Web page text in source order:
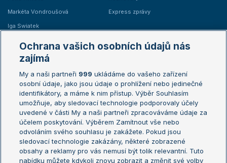
Markéta Vondroušová
Iga Swiatek
Express zprávy
Žebříčky
Žebříček ATP (muži)
Žebříček WTA (ženy)
Sázkařský žebříček
Australian Open
French Open
Wimbledon
US Open
Turnaj mistrů
Turnaj mistryň
Aktualní trendy
Ochrana vašich osobních údajů nás
zajímá
My a naši partneři 999 ukládáme do vašeho zařízení
osobní údaje, jako jsou údaje o prohlížení nebo jedinečné
identifikátory, a máme k nim přístup. Výběr Souhlasím
umožňuje, aby sledovací technologie podporovaly účely
uvedené v části My a naši partneři zpracováváme údaje za
účelem poskytování. Výběrem Zamítnout vše nebo
odvoláním svého souhlasu je zakážete. Pokud jsou
sledovací technologie zakázány, některé zobrazené
obsahy a reklamy pro vás nemusí být tolik relevantní. Tuto
nabídku můžete kdykoli znovu zobrazit a změnit své volby